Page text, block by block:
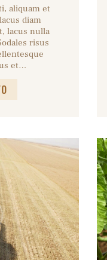
aliquam et
diam
lacus nulla
risus
et…